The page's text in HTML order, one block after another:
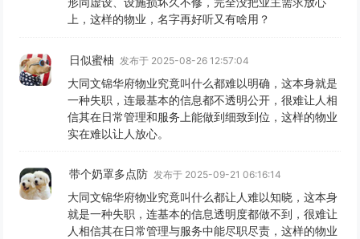
上，这样的物业，名字再好听又有啥用？
日似蜜柚 发布于 2025-08-26 12:57:04
大同文锦华府物业究竟叫什么都难以明确，这本身就是
一种失职，连最基本的信息都不透明公开，很难让人相
信其在日常管理和服务上能做到细致到位，这样的物业
实在难以让人放心。
带个奶罩多点防 发布于 2025-09-21 06:16:14
大同文锦华府物业究竟叫什么都让人难以知晓，这本身
就是一种失职，连基本的信息透明度都做不到，很难让
人相信其在日常管理与服务中能尽职尽责，这样的物业